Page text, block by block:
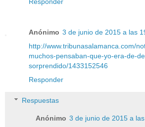
Responder
Anónimo 3 de junio de 2015 a las
http://www.tribunasalamanca.com/
muchos-pensaban-que-yo-era-de-
sorprendido/1433152546
Responder
Respuestas
Anónimo 3 de junio de 2015 a